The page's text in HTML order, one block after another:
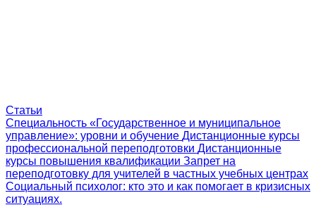
Статьи
Специальность «Государственное и муниципальное
управление»: уровни и обучение Дистанционные курсы
профессиональной переподготовки Дистанционные
курсы повышения квалификации Запрет на
переподготовку для учителей в частных учебных центрах
Социальный психолог: кто это и как помогает в кризисных
ситуациях.